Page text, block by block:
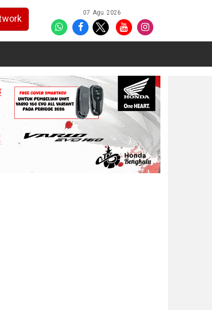
07 Agu 2026